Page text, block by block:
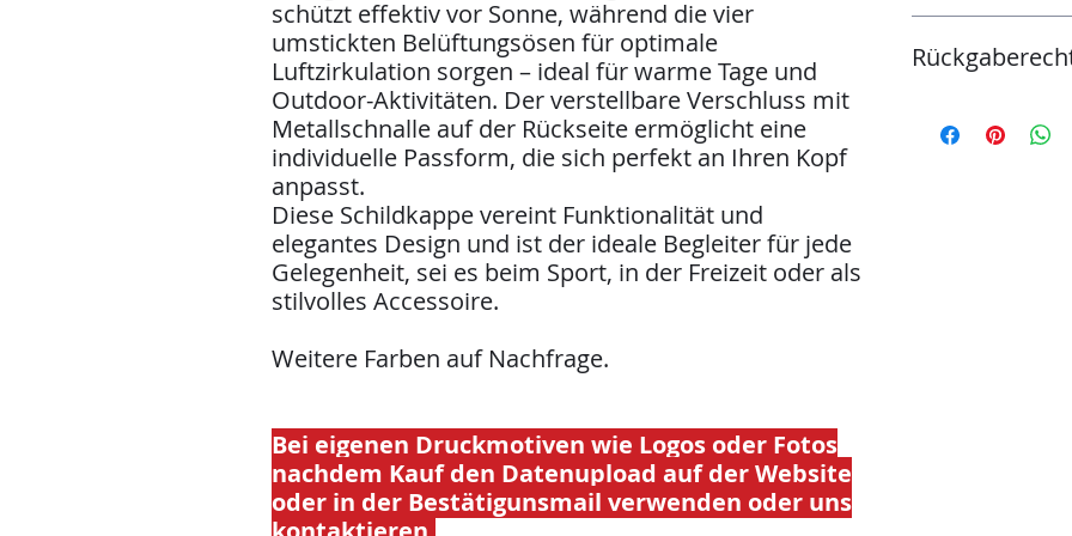
schützt effektiv vor Sonne, während die vier
umstickten Belüftungsösen für optimale
Luftzirkulation sorgen – ideal für warme Tage und
Outdoor-Aktivitäten. Der verstellbare Verschluss mit
Metallschnalle auf der Rückseite ermöglicht eine
individuelle Passform, die sich perfekt an Ihren Kopf
anpasst.
Diese Schildkappe vereint Funktionalität und
elegantes Design und ist der ideale Begleiter für jede
Gelegenheit, sei es beim Sport, in der Freizeit oder als
stilvolles Accessoire.
Weitere Farben auf Nachfrage.
Bei eigenen Druckmotiven wie Logos oder Fotos
nachdem Kauf den Datenupload auf der Website
oder in der Bestätigunsmail verwenden oder uns
100% schwer
260g/m2
4 umstickte
dem Bestelldatum